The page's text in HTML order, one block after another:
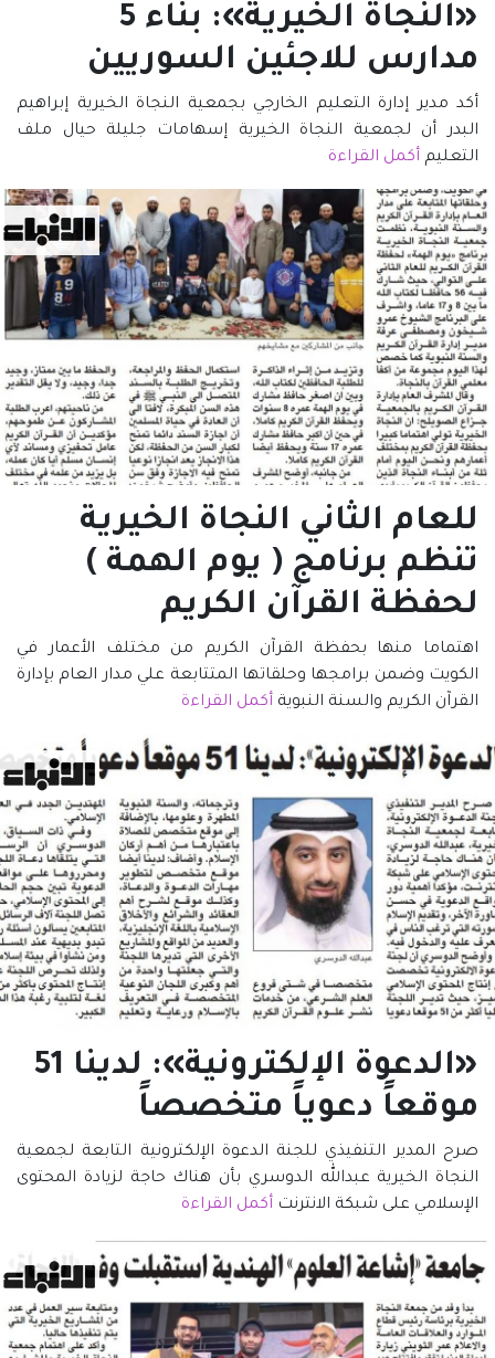
«النجاة الخيرية»: بناء 5
مدارس للاجئين السوريين
أكد مدير إدارة التعليم الخارجي بجمعية النجاة الخيرية إبراهيم
البدر أن لجمعية النجاة الخيرية إسهامات جليلة حيال ملف
التعليم أكمل القراءة
للعام الثاني النجاة الخيرية
تنظم برنامج ( يوم الهمة )
لحفظة القرآن الكريم
اهتماما منها بحفظة القرآن الكريم من مختلف الأعمار في
الكويت وضمن برامجها وحلقاتها المتتابعة علي مدار العام بإدارة
القرآن الكريم والسنة النبوية أكمل القراءة
«الدعوة الإلكترونية»: لدينا 51
موقعاً دعوياً متخصصاً
صرح المدير التنفيذي ل‍لجنة الدعوة الإلكترونية التابعة لجمعية
النجاة الخيرية عبدالله الدوسري بأن هناك حاجة لزيادة المحتوى
الإسلامي على شبكة الانترنت أكمل القراءة